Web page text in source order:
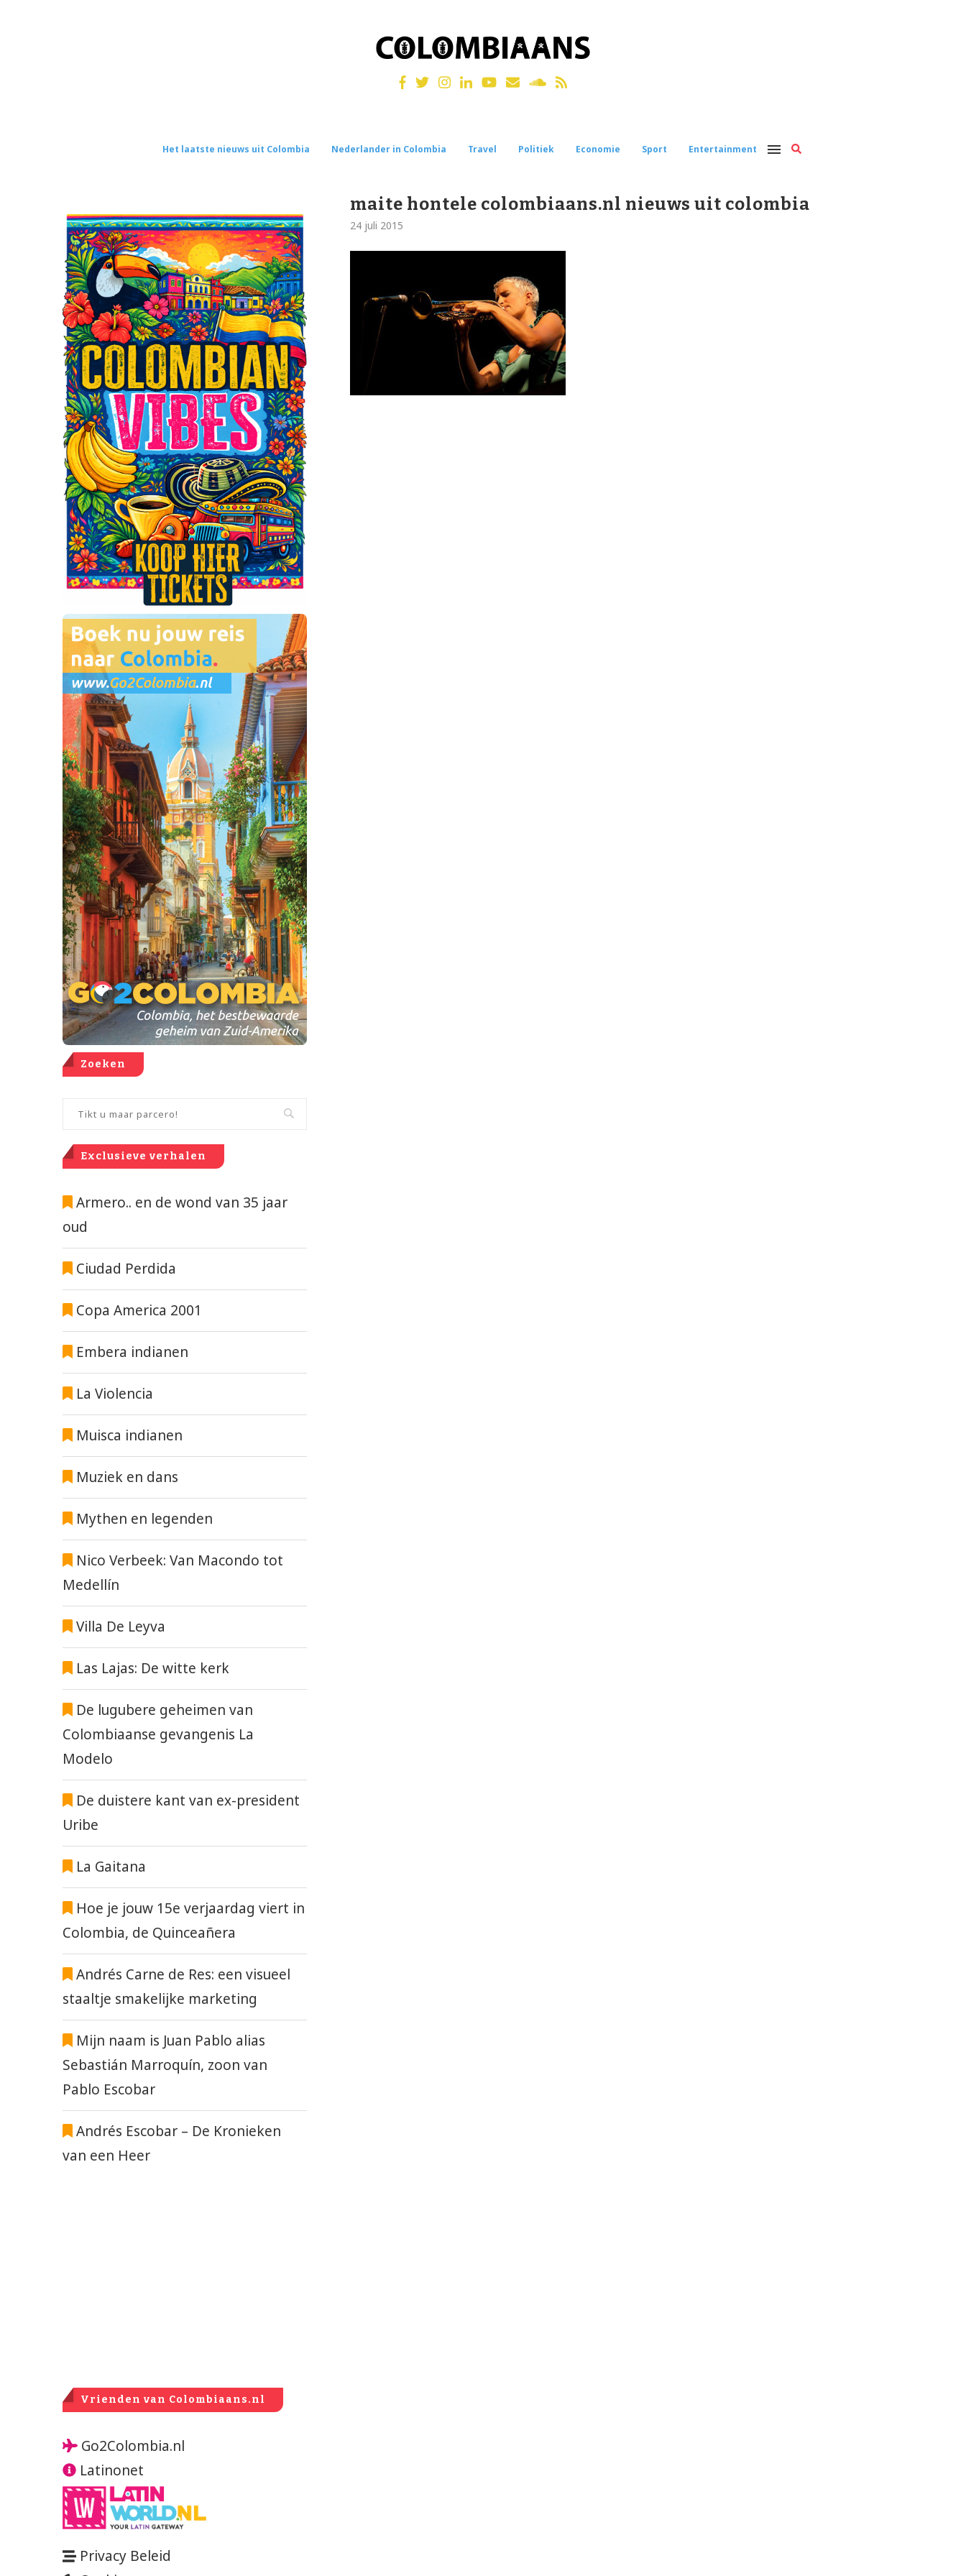
Het laatste nieuws uit Colombia Nederlander in Colombia Travel Politiek Economie Sport Entertainment
maite hontele colombiaans.nl nieuws uit colombia
24 juli 2015
Zoeken
Exclusieve verhalen
Armero.. en de wond van 35 jaar
oud
Ciudad Perdida
Copa America 2001
Embera indianen
La Violencia
Muisca indianen
Muziek en dans
Mythen en legenden
Nico Verbeek: Van Macondo tot
Medellín
Villa De Leyva
Las Lajas: De witte kerk
De lugubere geheimen van
Colombiaanse gevangenis La
Modelo
De duistere kant van ex-president
Uribe
La Gaitana
Hoe je jouw 15e verjaardag viert in
Colombia, de Quinceañera
Andrés Carne de Res: een visueel
staaltje smakelijke marketing
Mijn naam is Juan Pablo alias
Sebastián Marroquín, zoon van
Pablo Escobar
Andrés Escobar – De Kronieken
van een Heer
Vrienden van Colombiaans.nl
Go2Colombia.nl
Latinonet
Privacy Beleid